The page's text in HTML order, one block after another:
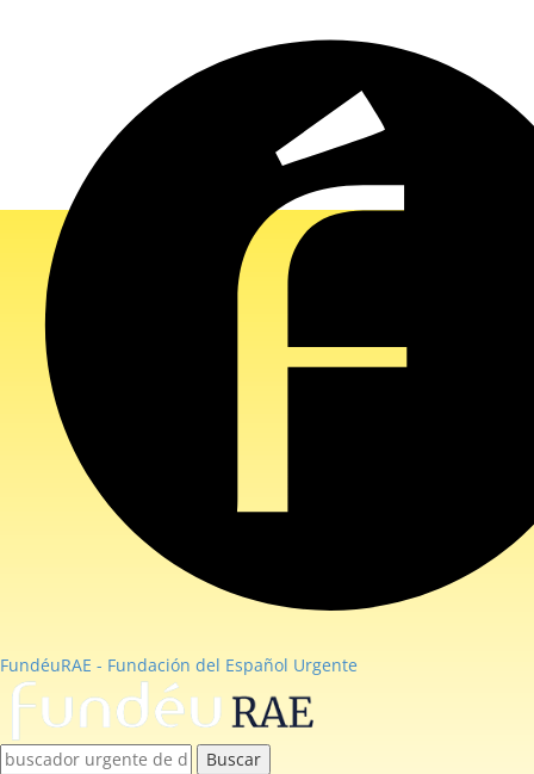
FundéuRAE - Fundación del Español Urgente
Buscar